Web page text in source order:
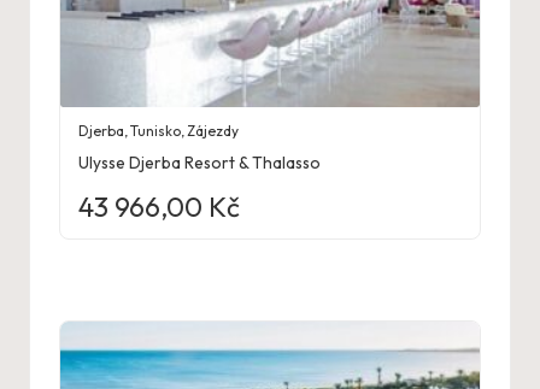
Djerba,Tunisko,Zájezdy
Ulysse Djerba Resort & Thalasso
43 966,00 Kč